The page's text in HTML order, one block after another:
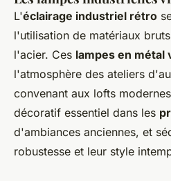
L'éclairage industriel rétro
l'utilisation de matériaux
l'acier. Ces lampes en métal
l'atmosphère des ateliers
convenant aux lofts
décoratif essentiel dans les
d'ambiances anciennes, et
robustesse et leur style